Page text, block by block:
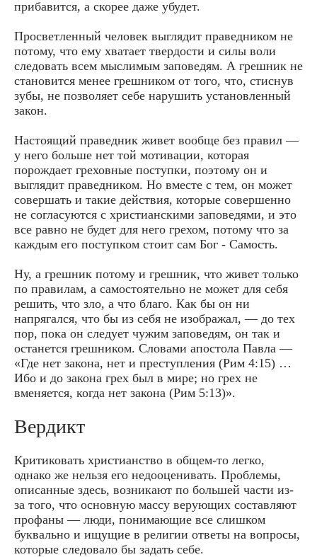
прибавится, а скорее даже убудет.
Просветленный человек выглядит праведником не
потому, что ему хватает твердости и силы воли
следовать всем мыслимым заповедям. А грешник не
становится менее грешником от того, что, стиснув
зубы, не позволяет себе нарушить установленный
закон.
Настоящий праведник живет вообще без правил —
у него больше нет той мотивации, которая
порождает греховные поступки, поэтому он и
выглядит праведником. Но вместе с тем, он может
совершать и такие действия, которые совершенно
не согласуются с христианскими заповедями, и это
все равно не будет для него грехом, потому что за
каждым его поступком стоит сам Бог - Самость.
Ну, а грешник потому и грешник, что живет только
по правилам, а самостоятельно не может для себя
решить, что зло, а что благо. Как бы он ни
напрягался, что бы из себя не изображал, — до тех
пор, пока он следует чужим заповедям, он так и
останется грешником. Словами апостола Павла —
«Где нет закона, нет и преступления (Рим 4:15) …
Ибо и до закона грех был в мире; но грех не
вменяется, когда нет закона (Рим 5:13)».
Вердикт
Критиковать христианство в общем-то легко,
однако же нельзя его недооценивать. Проблемы,
описанные здесь, возникают по большей части из-
за того, что основную массу верующих составляют
профаны — люди, понимающие все слишком
буквально и ищущие в религии ответы на вопросы,
которые следовало бы задать себе.